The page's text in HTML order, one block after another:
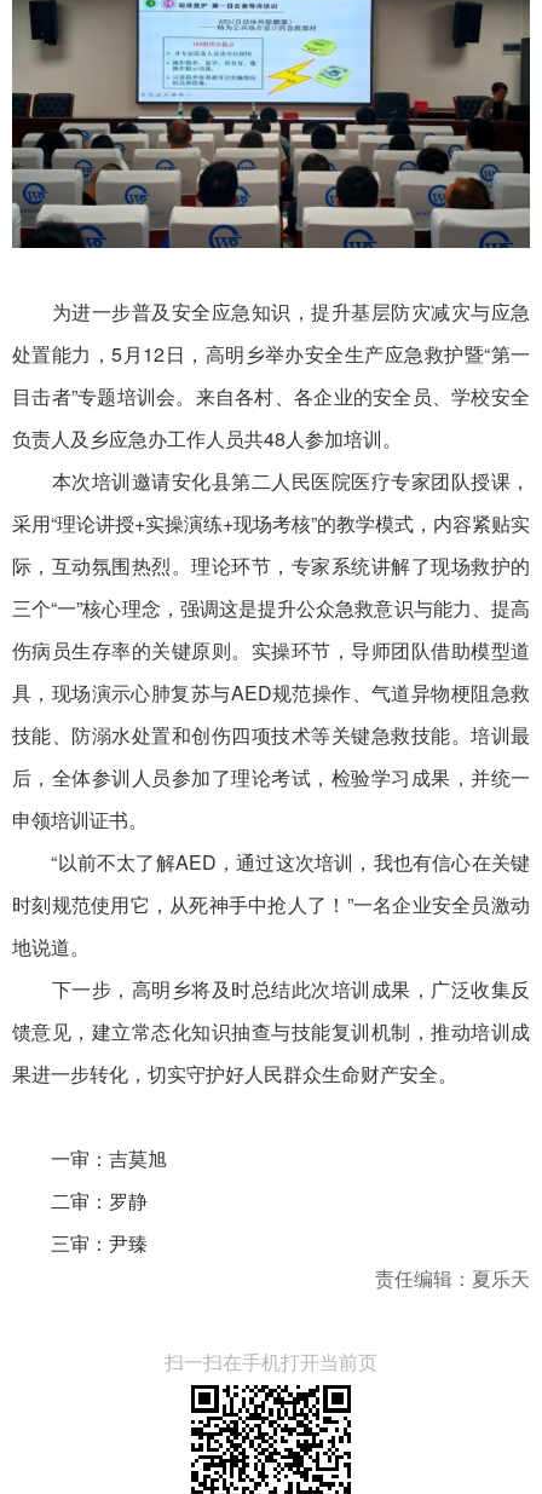
为进一步普及安全应急知识，提升基层防灾减灾与应急
处置能力，5月12日，高明乡举办安全生产应急救护暨“第一
目击者”专题培训会。来自各村、各企业的安全员、学校安全
负责人及乡应急办工作人员共48人参加培训。
本次培训邀请安化县第二人民医院医疗专家团队授课，
采用“理论讲授+实操演练+现场考核”的教学模式，内容紧贴实
际，互动氛围热烈。理论环节，专家系统讲解了现场救护的
三个“一”核心理念，强调这是提升公众急救意识与能力、提高
伤病员生存率的关键原则。实操环节，导师团队借助模型道
具，现场演示心肺复苏与AED规范操作、气道异物梗阻急救
技能、防溺水处置和创伤四项技术等关键急救技能。培训最
后，全体参训人员参加了理论考试，检验学习成果，并统一
申领培训证书。
“以前不太了解AED，通过这次培训，我也有信心在关键
时刻规范使用它，从死神手中抢人了！”一名企业安全员激动
地说道。
下一步，高明乡将及时总结此次培训成果，广泛收集反
馈意见，建立常态化知识抽查与技能复训机制，推动培训成
果进一步转化，切实守护好人民群众生命财产安全。
一审：吉莫旭
二审：罗静
三审：尹臻
责任编辑：夏乐天
扫一扫在手机打开当前页